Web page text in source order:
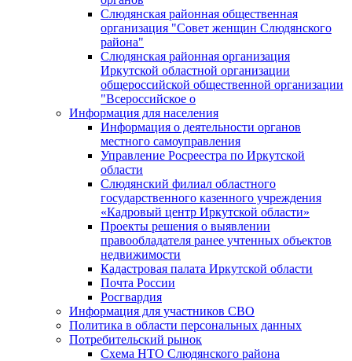
Слюдянская районная общественная
организация "Совет женщин Слюдянского
района"
Слюдянская районная организация
Иркутской областной организации
общероссийской общественной организации
"Всероссийское о
Информация для населения
Информация о деятельности органов
местного самоуправления
Управление Росреестра по Иркутской
области
Слюдянский филиал областного
государственного казенного учреждения
«Кадровый центр Иркутской области»
Проекты решения о выявлении
правообладателя ранее учтенных объектов
недвижимости
Кадастровая палата Иркутской области
Почта России
Росгвардия
Информация для участников СВО
Политика в области персональных данных
Потребительский рынок
Схема НТО Слюдянского района